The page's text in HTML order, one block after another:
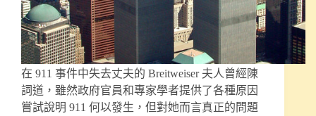
在 911 事件中失去丈夫的 Breitweiser 夫人曾經陳
詞道，雖然政府官員和專家學者提供了各種原因
嘗試說明 911 何以發生，但對她而言真正的問題